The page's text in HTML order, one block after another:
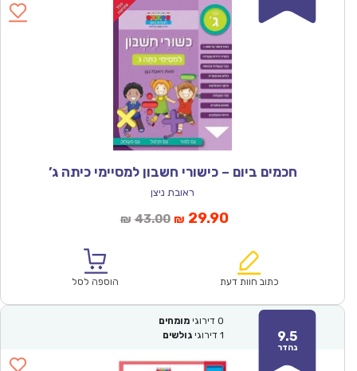
חכמים ביום – כישורי חשבון למסיימי כיתה ג’
ראובת ניצן
₪ 43.00המחיר
₪43.00.
₪ 29.90המחיר
הוא:
כתוב חוות דעת הוספה לסל
9.5
נהדר
0 דירוגי מומחים
1 דירוגי גולשים